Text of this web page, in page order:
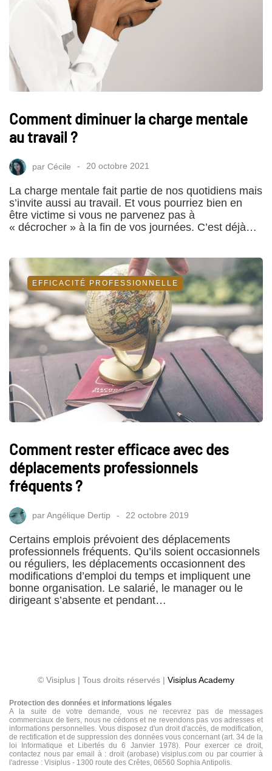
Comment diminuer la charge mentale
au travail ?
par Cécile 20 octobre 2021
La charge mentale fait partie de nos quotidiens mais
s’invite aussi au travail. Et vous pourriez bien en
être victime si vous ne parvenez pas à
« décrocher » à la fin de vos journées. C’est déjà…
EFFICACITÉ PROFESSIONNELLE
Comment rester efficace avec des
déplacements professionnels
fréquents ?
parAngélique Dertip 22 octobre 2019
Certains emplois prévoient des déplacements
professionnels fréquents. Qu’ils soient occasionnels
ou réguliers, les déplacements occasionnent des
modifications d’emploi du temps et impliquent une
bonne organisation. Le salarié, le manager ou le
dirigeant s’absente et pendant…
© Visiplus | Tous droits réservés | Visiplus Academy
Protection des données et informations légales
A la suite de votre demande, vous ne recevrez pas de messages
commerciaux de tiers, nous ne cédons et ne revendons pas vos adresses et
informations personnelles. Vous disposez d'un droit d'accès, de modification,
de rectification et de suppression des données vous concernant (art. 34 de la
loi Informatique et Libertés du 6 Janvier 1978). Pour exercer ce droit,
contactez nous par email à : droit (arobase) visiplus.com ou par courrier à
l'adresse : Visiplus - 1300 route des Crêtes, 06560 Sophia Antipolis.